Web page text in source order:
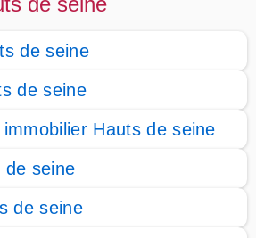
de seine
de seine
Hauts de seine
de seine
de seine